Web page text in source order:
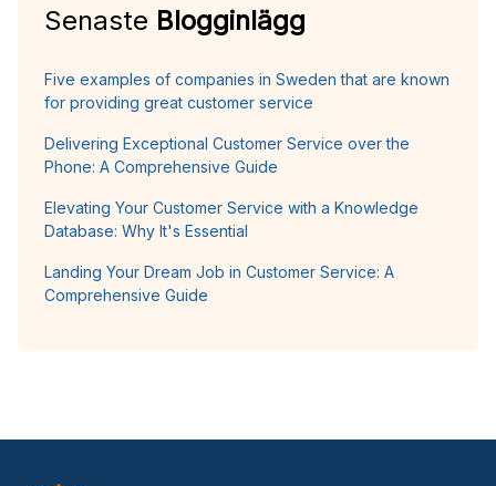
Senaste Blogginlägg
Five examples of companies in Sweden that are known
for providing great customer service
Delivering Exceptional Customer Service over the
Phone: A Comprehensive Guide
Elevating Your Customer Service with a Knowledge
Database: Why It's Essential
Landing Your Dream Job in Customer Service: A
Comprehensive Guide